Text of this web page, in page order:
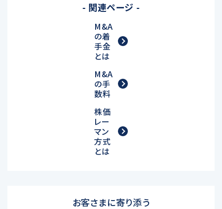
- 関連ページ -
M&A
の着
手金
とは
M&A
の手
数料
株価
レー
マン
方式
とは
お客さまに寄り添う